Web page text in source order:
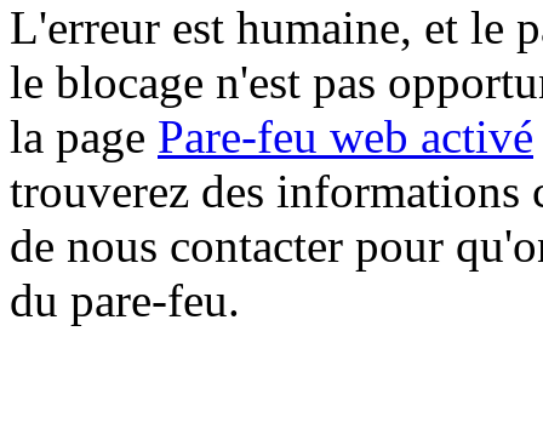
L'erreur est humaine, et le
le blocage n'est pas
la page Pare-feu web activé
trouverez des informations
de nous contacter pour
du pare-feu.